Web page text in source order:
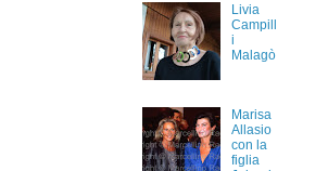
Livia
Campill
i
Malagò
Marisa
Allasio
con la
figlia